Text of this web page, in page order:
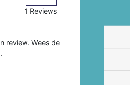
1 Reviews
review. Wees de